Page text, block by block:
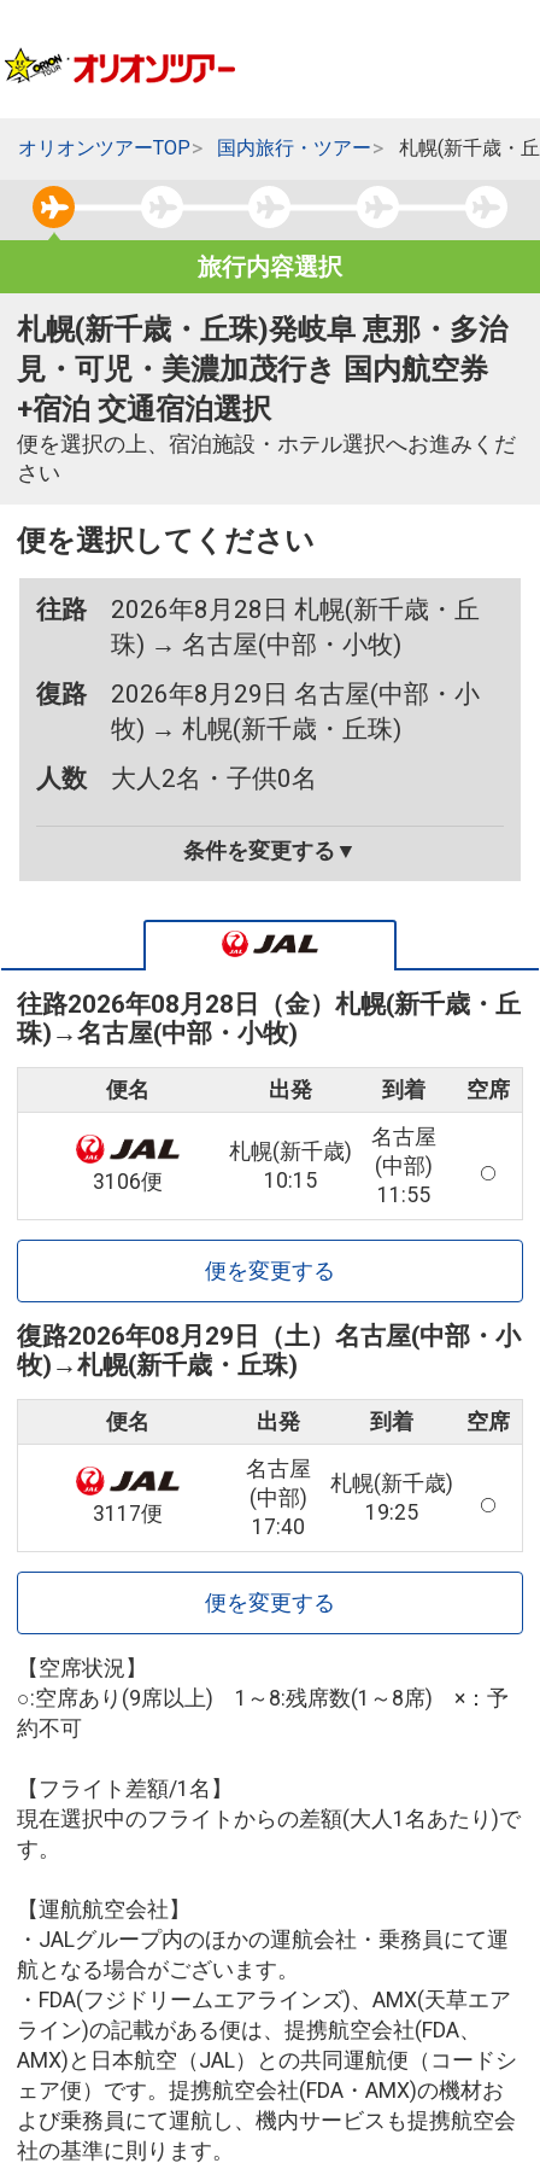
オリオンツアーTOP 国内旅行・ツアー 札幌(新千歳・
旅行内容選択
札幌(新千歳・丘珠)発岐阜 恵那・多治
見・可児・美濃加茂行き 国内航空券
+宿泊 交通宿泊選択
便を選択の上、宿泊施設・ホテル選択へお進みくだ
さい
便を選択してください
往路
2026年8月28日 札幌(新千歳・丘
珠) → 名古屋(中部・小牧)
復路
2026年8月29日 名古屋(中部・小
牧) → 札幌(新千歳・丘珠)
人数
大人2名・子供0名
条件を変更する▼
往路2026年08月28日（金） 札幌(新千歳・丘
珠) →名古屋(中部・小牧)
便名 出発 到着 空席
3106便
札幌(新千歳)
10:15
名古屋
(中部)
11:55
便を変更する
復路2026年08月29日（土） 名古屋(中部・小
牧) →札幌(新千歳・丘珠)
便名 出発 到着 空席
3117便
名古屋
(中部)
17:40
札幌(新千歳)
19:25
便を変更する
【空席状況】
○:空席あり(9席以上) 1～8:残席数(1～8席) ×：予
約不可
【フライト差額/1名】
現在選択中のフライトからの差額(大人1名あたり)で
す。
【運航航空会社】
・JALグループ内のほかの運航会社・乗務員にて運
航となる場合がございます。
・FDA(フジドリームエアラインズ)、AMX(天草エア
ライン)の記載がある便は、提携航空会社(FDA、
AMX)と日本航空（JAL）との共同運航便（コードシ
ェア便）です。提携航空会社(FDA・AMX)の機材お
よび乗務員にて運航し、機内サービスも提携航空会
社の基準に則ります。